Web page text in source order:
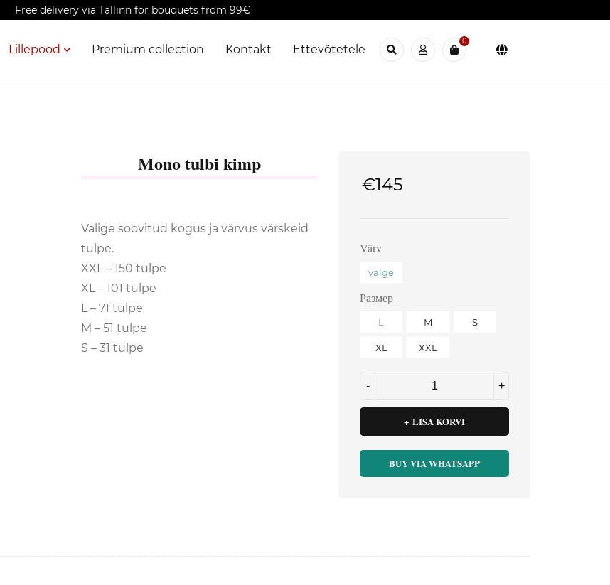
Free delivery via Tallinn for bouquets from 99€
Lillepood Premium collection Kontakt Ettevõtetele
0
Mono tulbi kimp
Valige soovitud kogus ja värvus värskeid
tulpe.
XXL – 150 tulpe
XL – 101 tulpe
L – 71 tulpe
M – 51 tulpe
S – 31 tulpe
€145
Värv
valge
Размер
L M S
XL XXL
LISA KORVI
BUY VIA WHATSAPP